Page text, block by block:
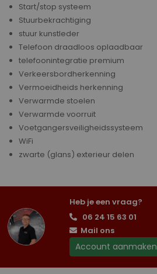
Start/stop systeem
Stuurbekrachtiging
stuur kunstleder
Telefoon draadloos oplaadbaar
telefoonintegratie premium
Verkeersbordherkenning
Vermoeidheids herkenning
Verwarmde stoelen
Verwarmde voorruit
Voetgangersveiligheidssysteem
WiFi
zwarte (glans) exterieur delen
Heb je een vraag?
06 24 15 63 01
Mail ons
Account aanmaken